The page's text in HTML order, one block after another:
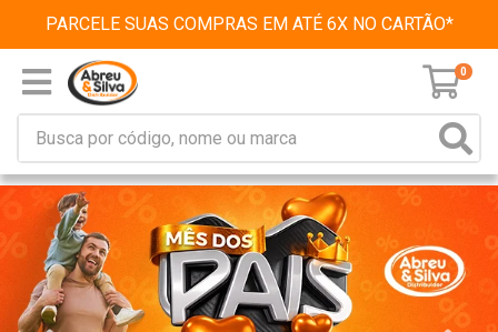
PARCELE SUAS COMPRAS EM ATÉ 6X NO CARTÃO*
0